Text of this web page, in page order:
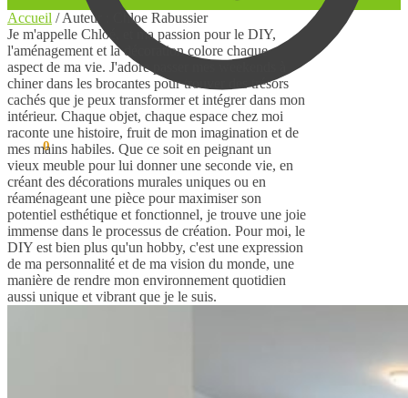
0.00 € 0
Accueil /Auteur : Chloe Rabussier
Je m'appelle Chloé, et ma passion pour le DIY,
l'aménagement et la décoration colore chaque
aspect de ma vie. J'adore passer mes weekends à
chiner dans les brocantes pour trouver des trésors
cachés que je peux transformer et intégrer dans mon
intérieur. Chaque objet, chaque espace chez moi
raconte une histoire, fruit de mon imagination et de
mes mains habiles. Que ce soit en peignant un
vieux meuble pour lui donner une seconde vie, en
créant des décorations murales uniques ou en
réaménageant une pièce pour maximiser son
potentiel esthétique et fonctionnel, je trouve une joie
immense dans le processus de création. Pour moi, le
DIY est bien plus qu'un hobby, c'est une expression
de ma personnalité et de ma vision du monde, une
manière de rendre mon environnement quotidien
aussi unique et vibrant que je le suis.